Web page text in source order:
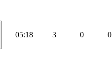
05:18 3 0 0